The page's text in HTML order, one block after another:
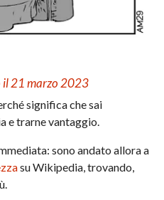
il 21 marzo 2023
significa che sai
e trarne vantaggio.
sono andato allora a
su Wikipedia, trovando,